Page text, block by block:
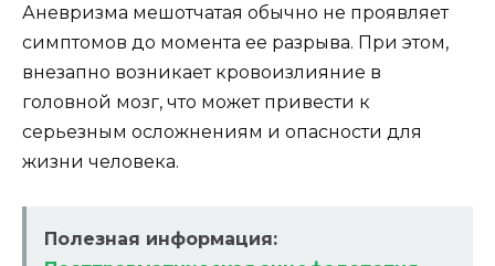
Аневризма мешотчатая обычно не проявляет
симптомов до момента ее разрыва. При этом,
внезапно возникает кровоизлияние в
головной мозг, что может привести к
серьезным осложнениям и опасности для
жизни человека.
Полезная информация: